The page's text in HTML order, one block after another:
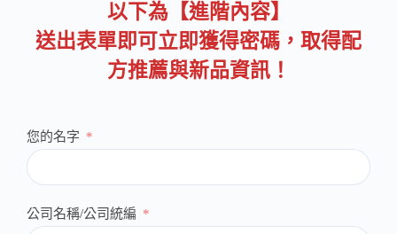
以下為【進階內容】
送出表單即可立即獲得密碼，取得配
方推薦與新品資訊！
您的名字
公司名稱/公司統編